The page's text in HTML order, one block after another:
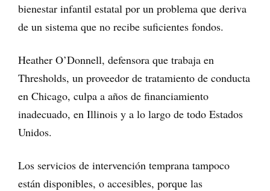
bienestar infantil estatal por un problema que deriva
de un sistema que no recibe suficientes fondos.
Heather O’Donnell, defensora que trabaja en
Thresholds, un proveedor de tratamiento de conducta
en Chicago, culpa a años de financiamiento
inadecuado, en Illinois y a lo largo de todo Estados
Unidos.
Los servicios de intervención temprana tampoco
están disponibles, o accesibles, porque las